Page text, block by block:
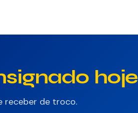
hoje
receber de troco.